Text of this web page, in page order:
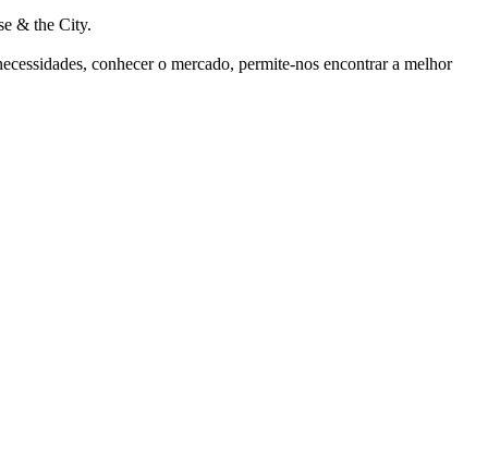
& the City.
conhecer o mercado, permite-nos encontrar a melhor